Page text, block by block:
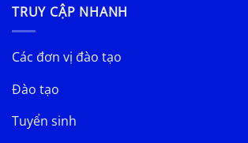
TRUY CẬP NHANH
Các đơn vị đào tạo
Đào tạo
Tuyển sinh